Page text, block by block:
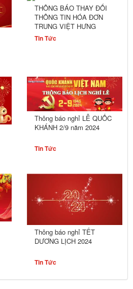
THÔNG BÁO THAY ĐỔI
THÔNG TIN HÓA ĐƠN
TRUNG VIỆT HƯNG
Tin Tức
Thông báo nghỉ LỄ QUỐC
KHÁNH 2/9 năm 2024
Tin Tức
Thông báo nghỉ TẾT
DƯƠNG LỊCH 2024
Tin Tức